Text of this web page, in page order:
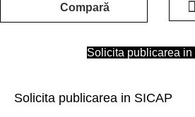
Compară
Solicita publicarea in
Solicita publicarea in SICAP